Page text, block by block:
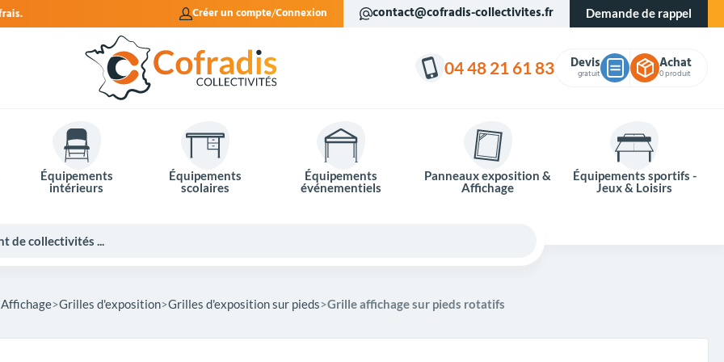
Créer un compte Connexion contact@cofradis-collectivites.fr Demande de rappel
04 48 21 61 83 Devis
gratuit
Achat
0 produit
Équipements
intérieurs
Équipements
scolaires
Équipements
événementiels
Panneaux exposition &
Affichage
Équipements sportifs -
Jeux & Loisirs
Grilles d'exposition Grilles d'exposition sur pieds Grille affichage sur pieds rotatifs